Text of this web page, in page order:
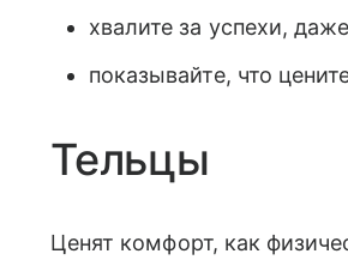
хвалите за успехи,
показывайте, что
Тельцы
Ценят комфорт, как